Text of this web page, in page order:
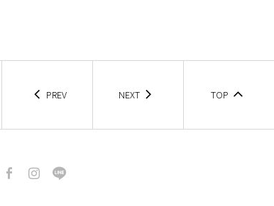
PREV NEXT TOP